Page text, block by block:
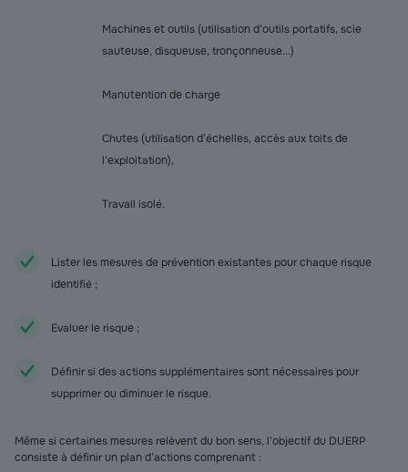
Machines et outils (utilisation d’outils portatifs, scie
sauteuse, disqueuse, tronçonneuse...)
Manutention de charge
Chutes (utilisation d’échelles, accès aux toits de
l’exploitation),
Travail isolé.
Lister les mesures de prévention existantes pour chaque risque
identifié ;
Evaluer le risque ;
Définir si des actions supplémentaires sont nécessaires pour
supprimer ou diminuer le risque.
Même si certaines mesures relèvent du bon sens, l’objectif du DUERP
consiste à définir un plan d’actions comprenant :